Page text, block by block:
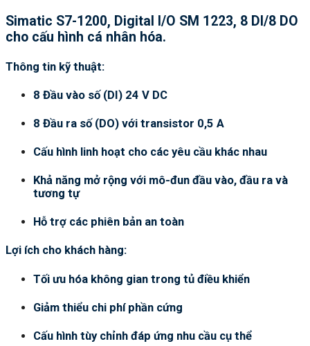
Simatic S7-1200, Digital I/O SM 1223, 8 DI/8 DO
cho cấu hình cá nhân hóa.
Thông tin kỹ thuật:
8 Đầu vào số (DI) 24 V DC
8 Đầu ra số (DO) với transistor 0,5 A
Cấu hình linh hoạt cho các yêu cầu khác nhau
Khả năng mở rộng với mô-đun đầu vào, đầu ra và
tương tự
Hỗ trợ các phiên bản an toàn
Lợi ích cho khách hàng:
Tối ưu hóa không gian trong tủ điều khiển
Giảm thiểu chi phí phần cứng
Cấu hình tùy chỉnh đáp ứng nhu cầu cụ thể